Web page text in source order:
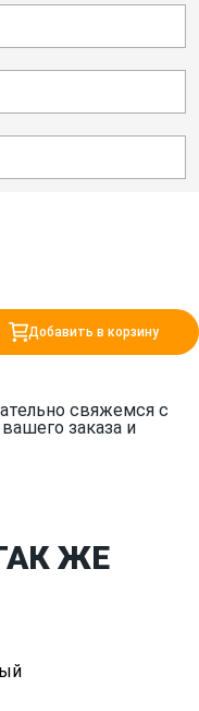
свяжемся с
заказа и
Добавить в корзину
ЖЕ